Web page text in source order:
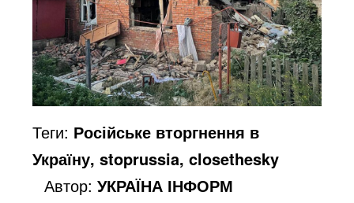
Теги: Російське вторгнення в
Україну, stoprussia, closethesky
Автор:УКРАЇНА ІНФОРМ